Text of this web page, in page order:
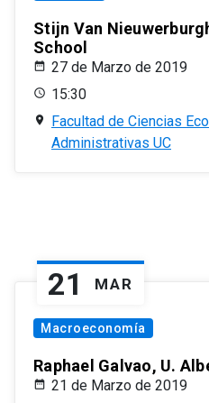
Stijn Van
School
27 de Marzo de 2019
15:30
Facultad de Ciencias
Administrativas UC
21 MAR
Macroeconomía
Raphael Galvao, U.
21 de Marzo de 2019